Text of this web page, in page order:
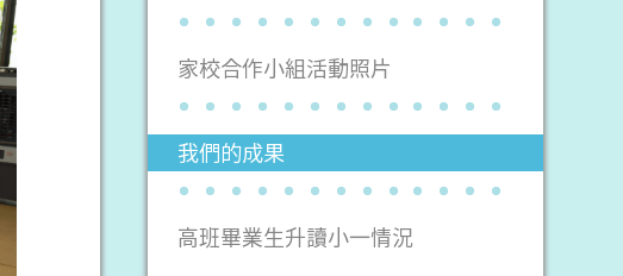
家校合作小組活動照片
我們的成果
高班畢業生升讀小一情況